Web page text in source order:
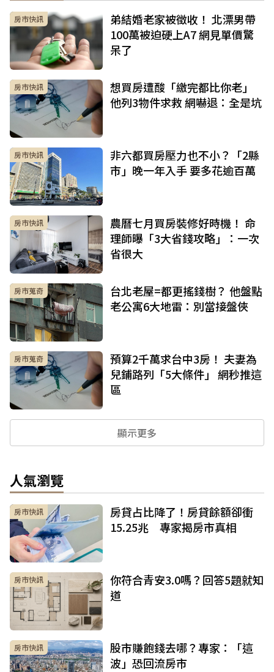
房市快訊
弟結婚老家被徵收！ 北漂男帶
100萬被迫硬上A7 網見單價驚
呆了
房市快訊
想買房遭酸「繳完都比你老」
他列3物件求救 網嚇退：全是坑
房市快訊
非六都買房壓力也不小？「2縣
市」晚一年入手 要多花逾百萬
房市快訊
農曆七月買房裝修好時機！ 命
理師曝「3大省錢攻略」：一次
省很大
房市蒐奇
台北老屋=都更搖錢樹？ 他盤點
老公寓6大地雷：別當接盤俠
房市蒐奇
預算2千萬求台中3房！ 夫妻為
兒鋪路列「5大條件」 網秒推這
區
顯示更多
人氣瀏覽
房市快訊
房貸占比降了！房貸餘額卻衝
15.25兆 專家揭房市真相
房市快訊
你符合青安3.0嗎？回答5題就知
道
房市快訊
股市賺飽錢去哪？專家：「這
波」恐回流房市